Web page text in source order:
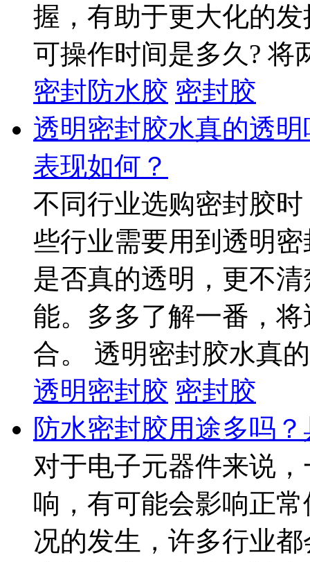
握，有助于更大化的
可操作时间是多久? 将
密封防水胶 密封胶
透明密封胶水真的透
表现如何？
不同行业选购密封胶
些行业需要用到透明
是否真的透明，更不
能。多多了解一番，
合。 透明密封胶水真
透明密封胶 密封胶
防水密封胶用途多吗
对于电子元器件来说
响，有可能会影响正
况的发生，许多行业